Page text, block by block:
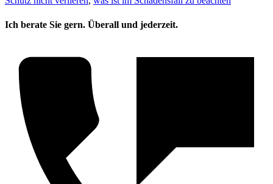
Ich berate Sie gern. Überall und jederzeit.